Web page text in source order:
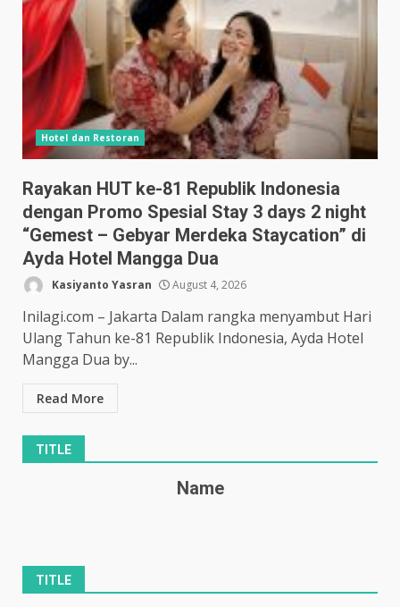
Hotel dan Restoran
Rayakan HUT ke-81 Republik Indonesia
dengan Promo Spesial Stay 3 days 2 night
“Gemest – Gebyar Merdeka Staycation” di
Ayda Hotel Mangga Dua
Kasiyanto Yasran August 4, 2026
Inilagi.com – Jakarta Dalam rangka menyambut Hari
Ulang Tahun ke-81 Republik Indonesia, Ayda Hotel
Mangga Dua by...
Read More
TITLE
Name
TITLE